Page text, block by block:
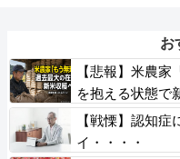
お
【悲報】米農
を抱える状態で
【戦慄】認知
イ・・・・